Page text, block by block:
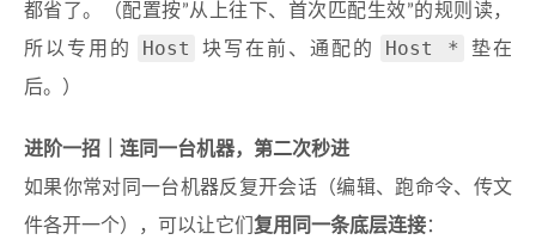
都省了。（配置按”从上往下、首次匹配生效”的规则读，
所以专用的
Host 块写在前、通配的 Host *
垫在
后。）
进阶一招｜连同一台机器，第二次秒进
如果你常对同一台机器反复开会话（编辑、跑命令、传文
件各开一个），可以让它们 复用同一条底层连接：